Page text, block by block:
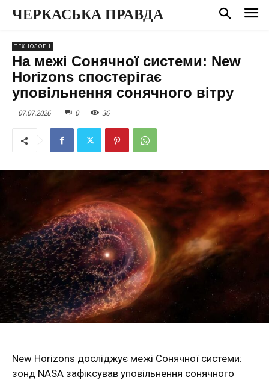
ЧЕРКАСЬКА ПРАВДА
ТЕХНОЛОГІЇ
На межі Сонячної системи: New
Horizons спостерігає
уповільнення сонячного вітру
07.07.2026 0 36
New Horizons досліджує межі Сонячної системи:
зонд NASA зафіксував уповільнення сонячного